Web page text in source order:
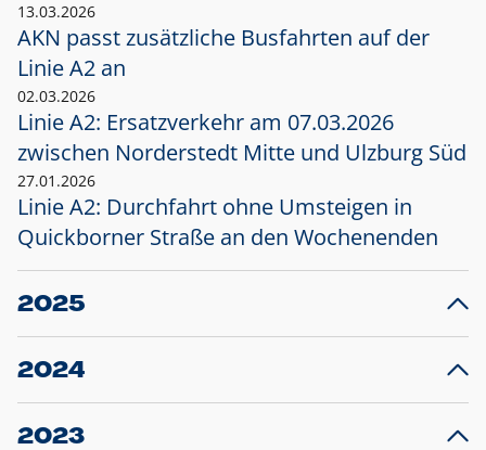
13.03.2026
AKN passt zusätzliche Busfahrten auf der
Linie A2 an
02.03.2026
Linie A2: Ersatzverkehr am 07.03.2026
zwischen Norderstedt Mitte und Ulzburg Süd
27.01.2026
Linie A2: Durchfahrt ohne Umsteigen in
Quickborner Straße an den Wochenenden
2025
23.12.2025
Projekt S5: Start der Bauarbeiten am
2024
10.12.2024
Großprojekt S5: Sperrung der Bahnstraße in
2023